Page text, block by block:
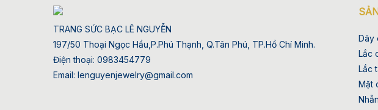
TRANG SỨC BẠC LÊ NGUYỄN
197/50 Thoại Ngọc Hầu,P.Phú Thạnh, Q.Tân Phú, TP.Hồ Chí Minh.
Điện thoại: 0983454779
Email: lenguyenjewelry@gmail.com
Dây
Lắc
Lắc
Mặt